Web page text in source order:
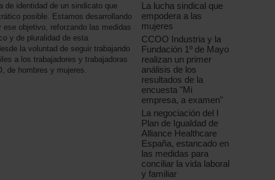
de identidad de un sindicato que
posible. Estamos desarrollando
objetivo, reforzando las medidas
y de pluralidad de esta
la voluntad de seguir trabajando
a los trabajadores y trabajadoras
de hombres y mujeres.
La lucha sindical que
empodera a las
mujeres
CCOO Industria y la
Fundación 1º de Mayo
realizan un primer
análisis de los
resultados de la
encuesta "Mi
empresa, a examen"
La negociación del I
Plan de Igualdad de
Alliance Healthcare
España, estancado en
las medidas para
conciliar la vida laboral
y familiar